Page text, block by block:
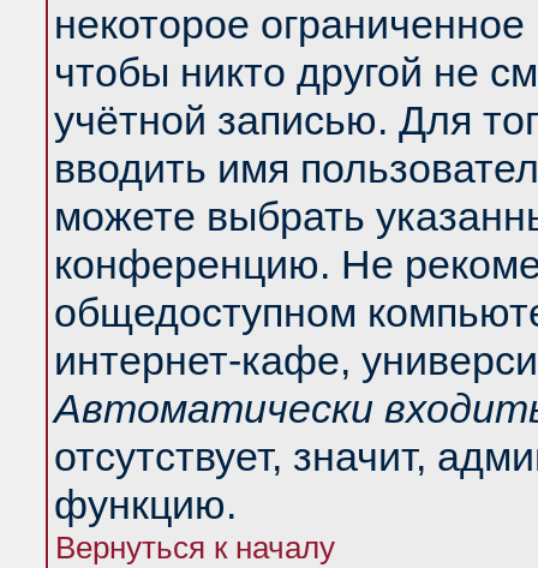
некоторое
чтобы никто другой не
учётной записью. Для
вводить имя
можете выбрать
конференцию. Не
общедоступном
интернет-кафе,
Автоматически
отсутствует, значит,
функцию.
Вернуться к началу